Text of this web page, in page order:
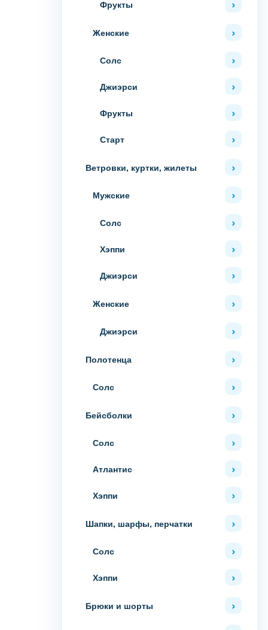
Фрукты
Женские
Солс
Джиэрси
Фрукты
Старт
Ветровки, куртки, жилеты
Мужские
Солс
Хэппи
Джиэрси
Женские
Джиэрси
Полотенца
Солс
Бейсболки
Солс
Атлантис
Хэппи
Шапки, шарфы, перчатки
Солс
Хэппи
Брюки и шорты